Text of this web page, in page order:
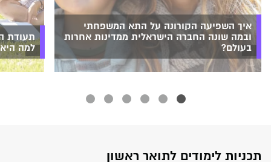
איך השפיעה הקורונה על התא המשפחתי
ובמה שונה החברה הישראלית ממדינות אחרות
בעולם?
תעודת
למה
תכניות לימודים לתואר ראשון